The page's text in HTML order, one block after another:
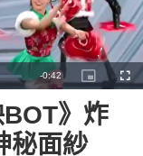
Remaining
Time
-0:42
Picture-
in-
》炸
秘面紗